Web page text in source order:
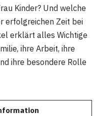
Kinder? Und welche
erfolgreichen Zeit bei
erklärt alles Wichtige
ihre Arbeit, ihre
ihre besondere Rolle